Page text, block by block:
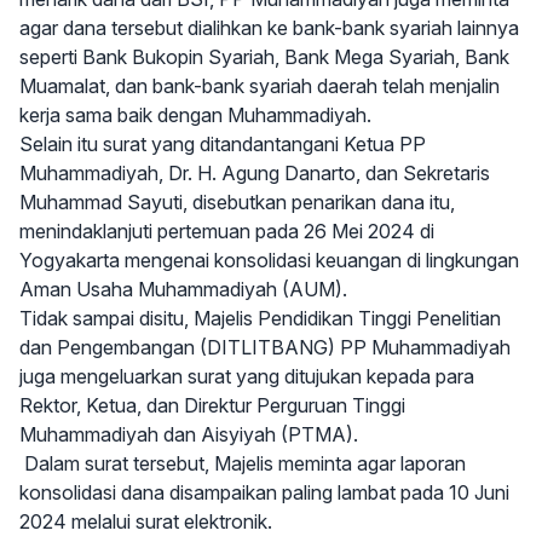
agar dana tersebut dialihkan ke bank-bank syariah lainnya
seperti Bank Bukopin Syariah, Bank Mega Syariah, Bank
Muamalat, dan bank-bank syariah daerah telah menjalin
kerja sama baik dengan Muhammadiyah.
Selain itu surat yang ditandantangani Ketua PP
Muhammadiyah, Dr. H. Agung Danarto, dan Sekretaris
Muhammad Sayuti, disebutkan penarikan dana itu,
menindaklanjuti pertemuan pada 26 Mei 2024 di
Yogyakarta mengenai konsolidasi keuangan di lingkungan
Aman Usaha Muhammadiyah (AUM).
Tidak sampai disitu, Majelis Pendidikan Tinggi Penelitian
dan Pengembangan (DITLITBANG) PP Muhammadiyah
juga mengeluarkan surat yang ditujukan kepada para
Rektor, Ketua, dan Direktur Perguruan Tinggi
Muhammadiyah dan Aisyiyah (PTMA).
Dalam surat tersebut, Majelis meminta agar laporan
konsolidasi dana disampaikan paling lambat pada 10 Juni
2024 melalui surat elektronik.